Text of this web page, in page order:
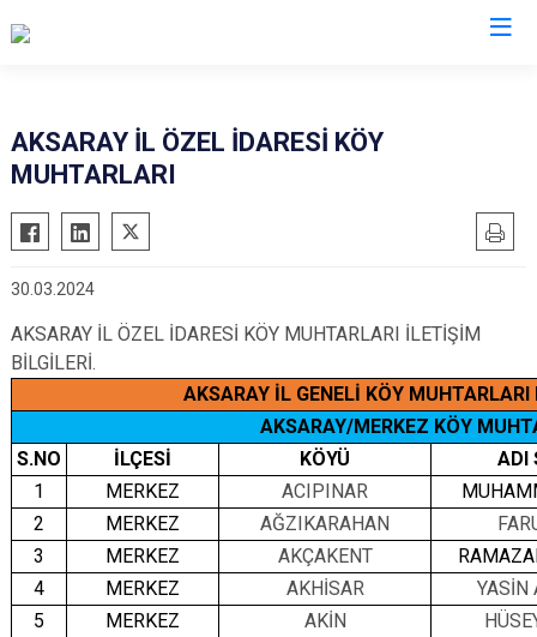
AKSARAY İL ÖZEL İDARESİ KÖY
MUHTARLARI
30.03.2024
AKSARAY İL ÖZEL İDARESİ KÖY MUHTARLARI İLETİŞİM
BİLGİLERİ.
AKSARAY İL GENELİ KÖY
AKSARAY/MERKEZ KÖY
S.NO
İLÇESİ KÖYÜ
ADI
1
MERKEZ ACIPINAR
2
MERKEZ AĞZIKARAHAN
3
MERKEZ AKÇAKENT
4
MERKEZ AKHİSAR
YASİN
5
MERKEZ AKİN